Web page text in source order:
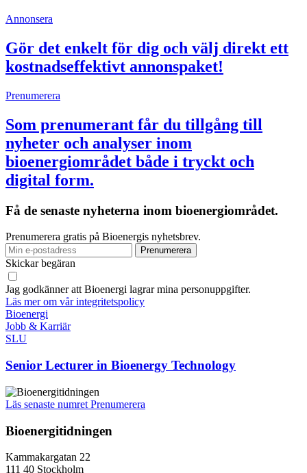
Annonsera
Gör det enkelt för dig och välj direkt ett
kostnadseffektivt annonspaket!
Prenumerera
Som prenumerant får du tillgång till
nyheter och analyser inom
bioenergiområdet både i tryckt och
digital form.
Få de senaste nyheterna inom bioenergiområdet.
Prenumerera gratis på Bioenergis nyhetsbrev.
Skickar begäran
Jag godkänner att Bioenergi lagrar mina personuppgifter.
Läs mer om vår integritetspolicy
Bioenergi
Jobb & Karriär
SLU
Senior Lecturer in Bioenergy Technology
Läs senaste numret Prenumerera
Bioenergitidningen
Kammakargatan 22
111 40 Stockholm